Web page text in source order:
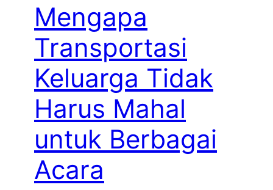
Mengapa
Transportasi
Keluarga Tidak
Harus Mahal
untuk Berbagai
Acara